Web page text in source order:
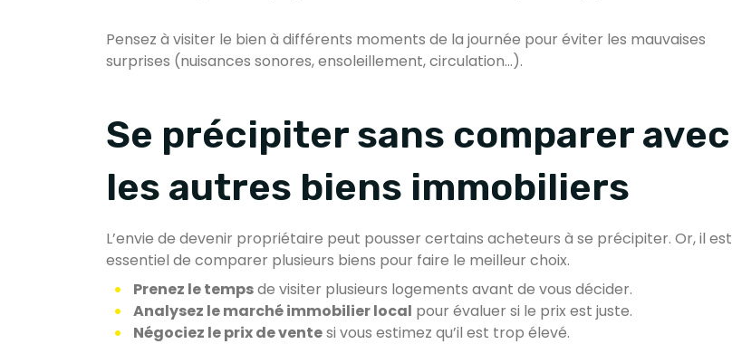
Pensez à visiter le bien à différents moments de la journée pour éviter les mauvaises
surprises (nuisances sonores, ensoleillement, circulation…).
Se précipiter sans comparer avec
les autres biens immobiliers
L’envie de devenir propriétaire peut pousser certains acheteurs à se précipiter. Or, il est
essentiel de comparer plusieurs biens pour faire le meilleur choix.
Prenez le tempsde visiter plusieurs logements avant de vous décider.
Analysez le marché immobilier local pour évaluer si le prix est juste.
Négociez le prix de ventesi vous estimez qu’il est trop élevé.